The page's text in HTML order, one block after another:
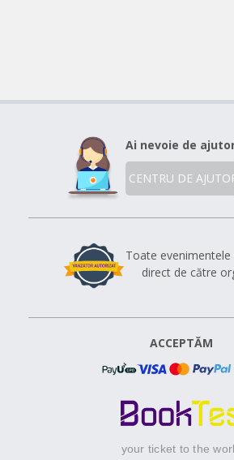
Ai nevoie de
CENTRU DE
Toate
direct de către
ACCEPTĂM
your ticket to the